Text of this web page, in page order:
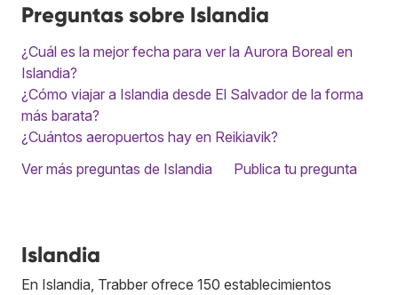
Preguntas sobre Islandia
¿Cuál es la mejor fecha para ver la Aurora Boreal en
Islandia?
¿Cómo viajar a Islandia desde El Salvador de la forma
más barata?
¿Cuántos aeropuertos hay en Reikiavik?
Ver más preguntas de Islandia
Publica tu pregunta
Islandia
En Islandia, Trabber ofrece 150 establecimientos